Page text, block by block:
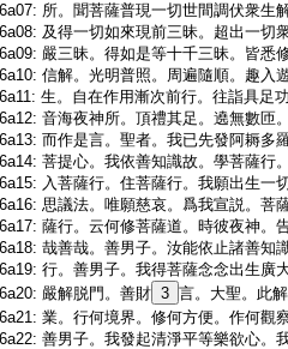
所。聞菩薩普現一切世間調伏衆生解
及得一切如來現前三昧。超出一切
嚴三昧。得如是等十千三昧。皆悉
信解。光明普照。周遍隨順。趣入
生。自在作用漸次前行。往詣具足
音海夜神所。頂禮其足。遶無數匝
而作是言。聖者。我已先發阿耨多
菩提心。我依善知識故。學菩薩行
入菩薩行。住菩薩行。我願出生一
思議法。唯願慈哀。爲我宣説。菩
薩行。云何修菩薩道。時彼夜神。
哉善哉。善男子。汝能依止諸善知
行。善男子。我得菩薩念念出生廣
嚴解脱門。善財 3 言。大聖。此
業。行何境界。修何方便。作何觀
善男子。我發起清淨平等樂欲心。